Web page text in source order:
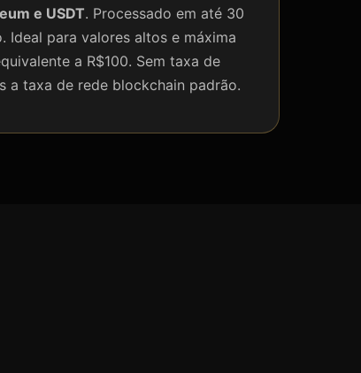
e USDT. Processado em até 30
Ideal para valores altos e máxima
a R$100. Sem taxa de
a taxa de rede blockchain padrão.